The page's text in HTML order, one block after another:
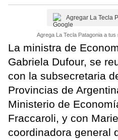
Agregar La Tecla
Agrega La Tecla Patagonia a
La ministra de
Gabriela Dufour, se
con la subsecretaria
Provincias de
Ministerio de
Fraccaroli, y con
coordinadora general